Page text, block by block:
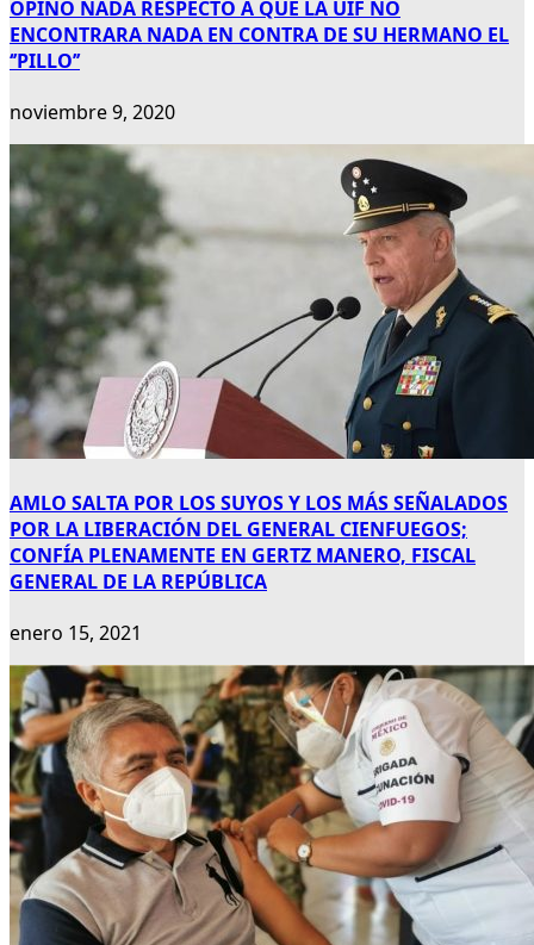
OPINÓ NADA RESPECTO A QUE LA UIF NO
ENCONTRARA NADA EN CONTRA DE SU HERMANO EL
‘’PILLO’’
noviembre 9, 2020
AMLO SALTA POR LOS SUYOS Y LOS MÁS SEÑALADOS
POR LA LIBERACIÓN DEL GENERAL CIENFUEGOS;
CONFÍA PLENAMENTE EN GERTZ MANERO, FISCAL
GENERAL DE LA REPÚBLICA
enero 15, 2021